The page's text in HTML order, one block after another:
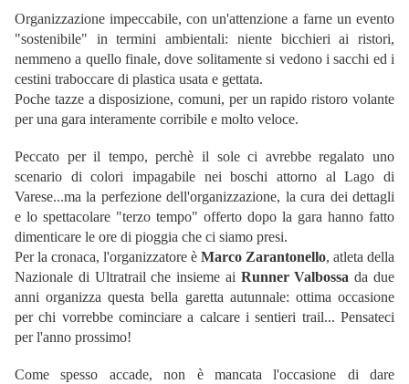
Organizzazione impeccabile, con un'attenzione a farne un evento
"sostenibile" in termini ambientali: niente bicchieri ai ristori,
nemmeno a quello finale, dove solitamente si vedono i sacchi ed i
cestini traboccare di plastica usata e gettata.
Poche tazze a disposizione, comuni, per un rapido ristoro volante
per una gara interamente corribile e molto veloce.
Peccato per il tempo, perchè il sole ci avrebbe regalato uno
scenario di colori impagabile nei boschi attorno al Lago di
Varese...ma la perfezione dell'organizzazione, la cura dei dettagli
e lo spettacolare "terzo tempo" offerto dopo la gara hanno fatto
dimenticare le ore di pioggia che ci siamo presi.
Per la cronaca, l'organizzatore è Marco Zarantonello, atleta della
Nazionale di Ultratrail che insieme ai Runner Valbossa da due
anni organizza questa bella garetta autunnale: ottima occasione
per chi vorrebbe cominciare a calcare i sentieri trail... Pensateci
per l'anno prossimo!
Come spesso accade, non è mancata l'occasione di dare